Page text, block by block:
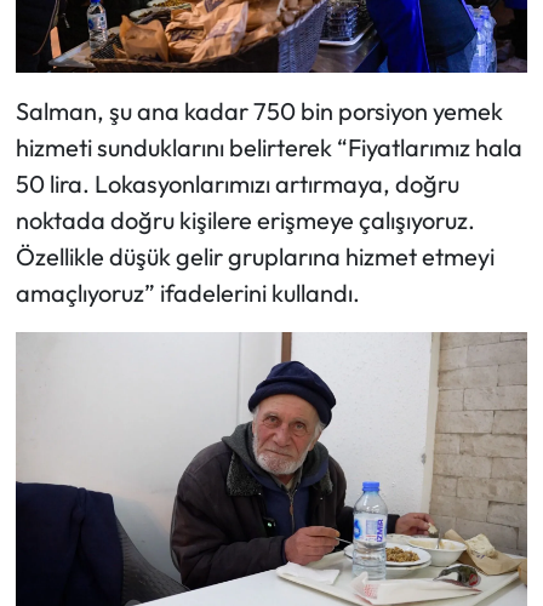
Salman, şu ana kadar 750 bin porsiyon yemek
hizmeti sunduklarını belirterek “Fiyatlarımız hala
50 lira. Lokasyonlarımızı artırmaya, doğru
noktada doğru kişilere erişmeye çalışıyoruz.
Özellikle düşük gelir gruplarına hizmet etmeyi
amaçlıyoruz” ifadelerini kullandı.